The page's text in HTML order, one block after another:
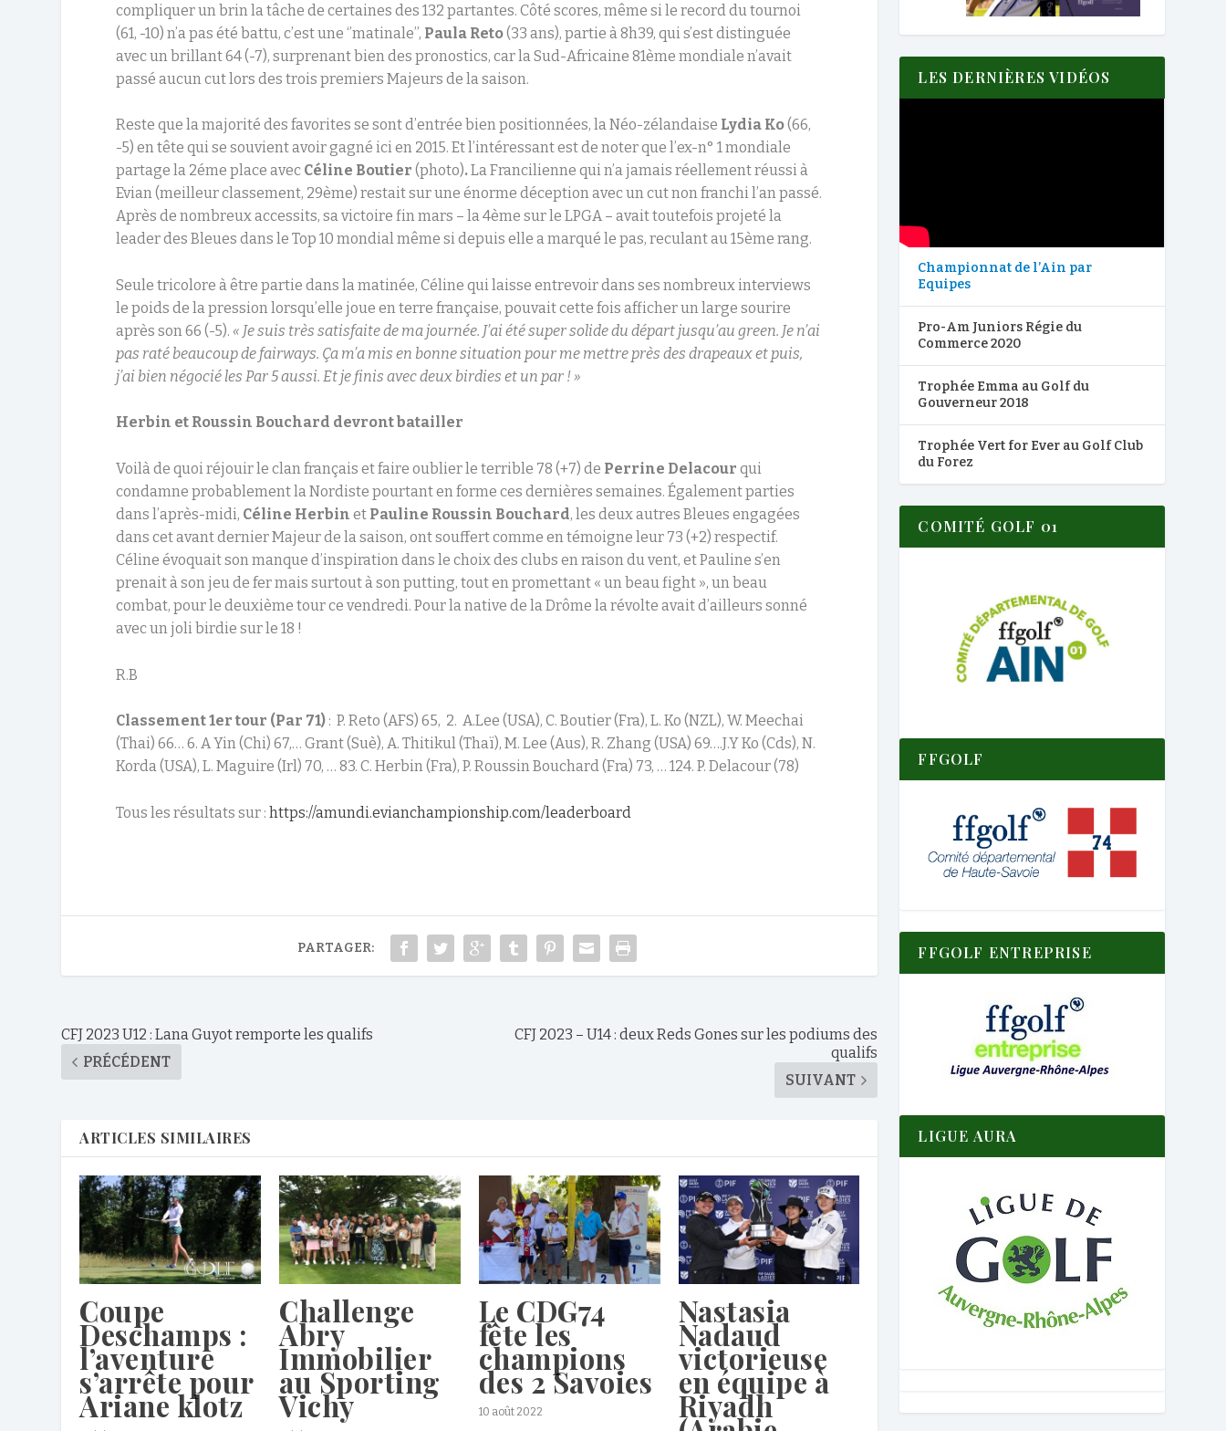
compliquer un brin la tâche de certaines des 132 partantes. Côté scores, même si le record du tournoi
(61, -10) n’a pas été battu, c’est une ‘’matinale’’, Paula Reto(33 ans), partie à 8h39, qui s’est distinguée
avec un brillant 64 (-7), surprenant bien des pronostics, car la Sud-Africaine 81ème mondiale n’avait
passé aucun cut lors des trois premiers Majeurs de la saison.
Reste que la majorité des favorites se sont d’entrée bien positionnées, la Néo-zélandaise Lydia Ko(66,
-5) en tête qui se souvient avoir gagné ici en 2015. Et l’intéressant est de noter que l’ex-n° 1 mondiale
partage la 2éme place avec Céline Boutier(photo).La Francilienne qui n’a jamais réellement réussi à
Evian (meilleur classement, 29ème) restait sur une énorme déception avec un cut non franchi l’an passé.
Après de nombreux accessits, sa victoire fin mars – la 4ème sur le LPGA – avait toutefois projeté la
leader des Bleues dans le Top 10 mondial même si depuis elle a marqué le pas, reculant au 15ème rang.
Seule tricolore à être partie dans la matinée, Céline qui laisse entrevoir dans ses nombreux interviews
le poids de la pression lorsqu’elle joue en terre française, pouvait cette fois afficher un large sourire
après son 66 (-5). « Je suis très satisfaite de ma journée. J’ai été super solide du départ jusqu’au green. Je n’ai
pas raté beaucoup de fairways. Ça m’a mis en bonne situation pour me mettre près des drapeaux et puis,
j’ai bien négocié les Par 5 aussi. Et je finis avec deux birdies et un par ! »
Herbin et Roussin Bouchard devront batailler
Voilà de quoi réjouir le clan français et faire oublier le terrible 78 (+7) de Perrine Delacour qui
condamne probablement la Nordiste pourtant en forme ces dernières semaines. Également parties
dans l’après-midi, Céline Herbin et Pauline Roussin Bouchard, les deux autres Bleues engagées
dans cet avant dernier Majeur de la saison, ont souffert comme en témoigne leur 73 (+2) respectif.
Céline évoquait son manque d’inspiration dans le choix des clubs en raison du vent, et Pauline s’en
prenait à son jeu de fer mais surtout à son putting, tout en promettant « un beau fight », un beau
combat, pour le deuxième tour ce vendredi. Pour la native de la Drôme la révolte avait d’ailleurs sonné
avec un joli birdie sur le 18 !
R.B
Classement 1er tour (Par 71) : P. Reto (AFS) 65, 2. A.Lee (USA), C. Boutier (Fra), L. Ko (NZL), W. Meechai
(Thai) 66… 6. A Yin (Chi) 67,… Grant (Suè), A. Thitikul (Thaï), M. Lee (Aus), R. Zhang (USA) 69….J.Y Ko (Cds), N.
Korda (USA), L. Maguire (Irl) 70, … 83. C. Herbin (Fra), P. Roussin Bouchard (Fra) 73, … 124. P. Delacour (78)
Tous les résultats sur :https://amundi.evianchampionship.com/leaderboard
PARTAGER:
CFJ 2023 U12 : Lana Guyot remporte les qualifs
PRÉCÉDENT
CFJ 2023 – U14 : deux Reds Gones sur les podiums des
qualifs
SUIVANT
ARTICLES SIMILAIRES
Coupe
Deschamps :
l’aventure
s’arrête pour
Ariane klotz
Challenge
Abry
Immobilier
au Sporting
Vichy
Le CDG74
fête les
champions
des 2 Savoies
10 août 2022
Nastasia
Nadaud
victorieuse
en équipe à
Riyadh
LES DERNIÈRES VIDÉOS
Championnat de l’Ain par
Equipes
Pro-Am Juniors Régie du
Commerce 2020
Trophée Emma au Golf du
Gouverneur 2018
Trophée Vert for Ever au Golf Club
du Forez
COMITÉ GOLF 01
FFGOLF
FFGOLF ENTREPRISE
LIGUE AURA